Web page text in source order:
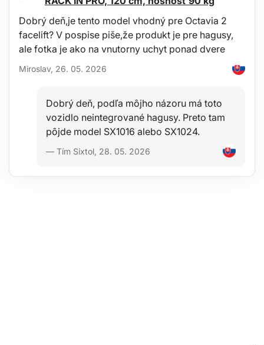
Odolná konštrukcia s bezpečnými svorkami a pevnou izoláciou
Použitie:
Kontrola napätia klasických 12V autobatérií.
Rýchla diagnostika pred dlhšou cestou alebo po dlhšom
techniku.
Obsah balenia:
Digitálny tester s prepojovacími káblami so svorkami
Návod na použitie
Dobrý deň,je tento model vhodný pre Octavia 2
facelift? V pospise piše,že produkt je pre hagusy,
ale fotka je ako na vnutorny uchyt ponad dvere
Miroslav, 26. 05. 2026
Dobrý deň, podľa môjho názoru má toto
vozidlo neintegrované hagusy. Preto tam
pôjde model SX1016 alebo SX1024.
— Tím Sixtol, 28. 05. 2026